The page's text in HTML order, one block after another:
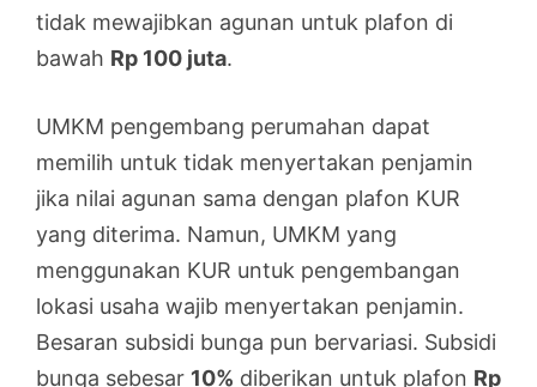
tidak mewajibkan agunan untuk plafon di
bawah Rp 100 juta.
UMKM pengembang perumahan dapat
memilih untuk tidak menyertakan penjamin
jika nilai agunan sama dengan plafon KUR
yang diterima. Namun, UMKM yang
menggunakan KUR untuk pengembangan
lokasi usaha wajib menyertakan penjamin.
Besaran subsidi bunga pun bervariasi. Subsidi
bunga sebesar 10% diberikan untuk plafon Rp